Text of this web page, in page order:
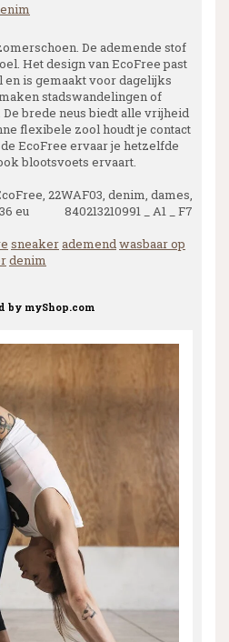
De ademende stof
Het design van EcoFree past
is gemaakt voor dagelijks
stadswandelingen of
brede neus biedt alle vrijheid
flexibele zool houdt je contact
EcoFree ervaar je hetzelfde
blootsvoets ervaart.
22WAF03, denim, dames,
eu 840213210991 _ A1 _ F7
sneakerademendwasbaar op
denim
by myShop.com